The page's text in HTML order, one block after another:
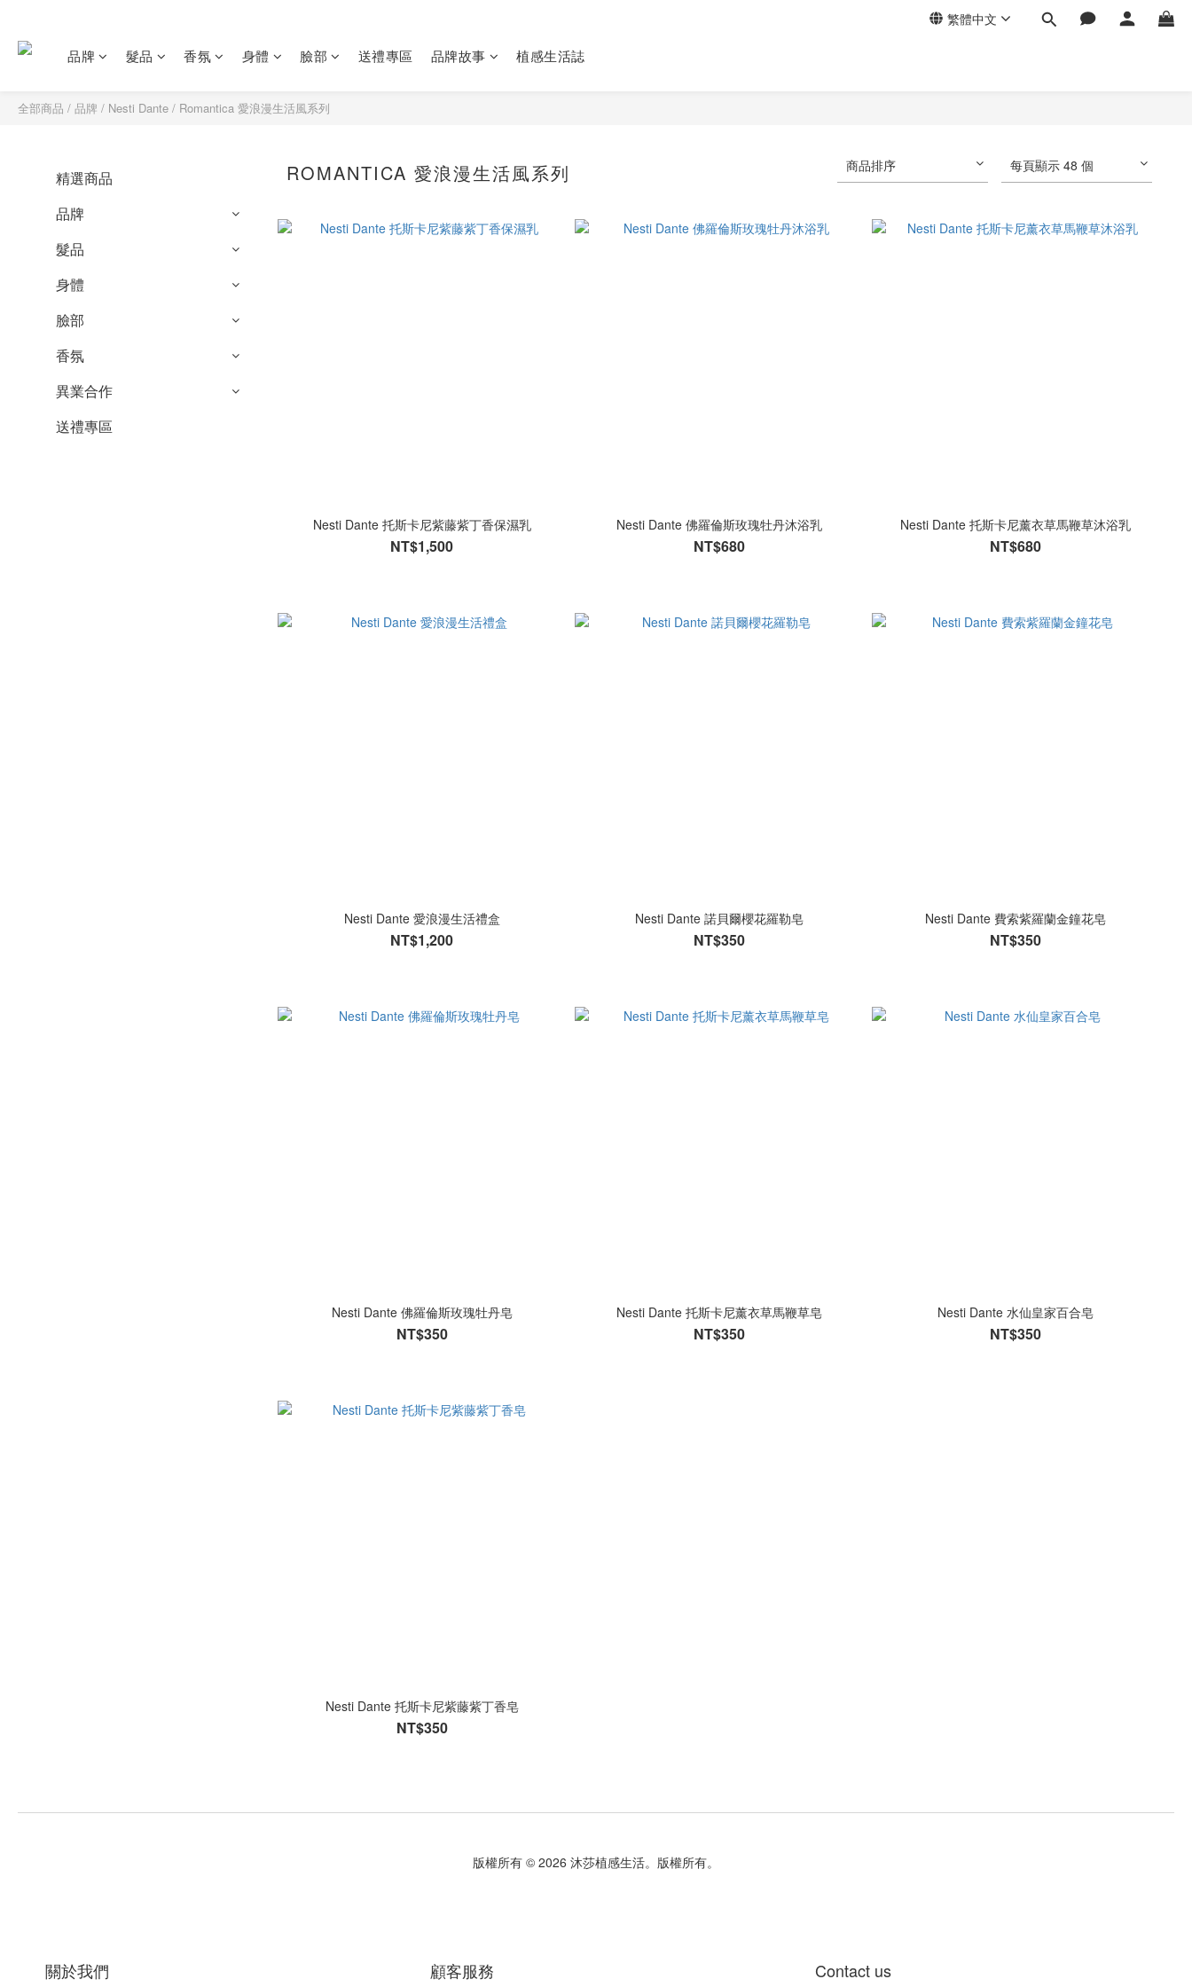
繁體中文
品牌 髮品 香氛 身體 臉部 送禮專區 品牌故事 植感生活誌
全部商品 / 品牌 / Nesti Dante / Romantica 愛浪漫生活風系列
精選商品
品牌
髮品
身體
臉部
香氛
異業合作
送禮專區
ROMANTICA 愛浪漫生活風系列 商品排序 每頁顯示 48 個
Nesti Dante 托斯卡尼紫藤紫丁香保濕乳
NT$1,500
Nesti Dante 佛羅倫斯玫瑰牡丹沐浴乳
NT$680
Nesti Dante 托斯卡尼薰衣草馬鞭草沐浴乳
NT$680
Nesti Dante 愛浪漫生活禮盒
NT$1,200
Nesti Dante 諾貝爾櫻花羅勒皂
NT$350
Nesti Dante 費索紫羅蘭金鐘花皂
NT$350
Nesti Dante 佛羅倫斯玫瑰牡丹皂
NT$350
Nesti Dante 托斯卡尼薰衣草馬鞭草皂
NT$350
Nesti Dante 水仙皇家百合皂
NT$350
Nesti Dante 托斯卡尼紫藤紫丁香皂
NT$350
版權所有 © 2026 沐莎植感生活。版權所有。
關於我們 顧客服務 Contact us